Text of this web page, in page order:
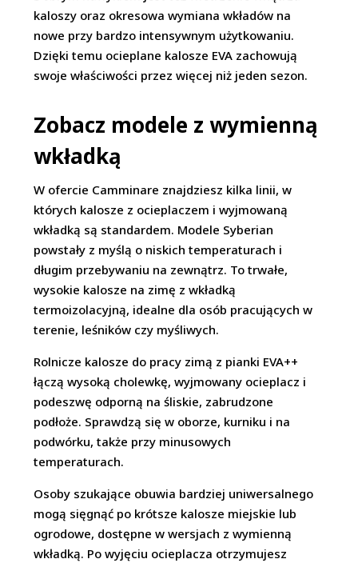
kaloszy oraz okresowa wymiana wkładów na
nowe przy bardzo intensywnym użytkowaniu.
Dzięki temu ocieplane kalosze EVA zachowują
swoje właściwości przez więcej niż jeden sezon.
​Zobacz modele z wymienną
wkładką
W ofercie Camminare znajdziesz kilka linii, w
których kalosze z ocieplaczem i wyjmowaną
wkładką są standardem. Modele Syberian
powstały z myślą o niskich temperaturach i
długim przebywaniu na zewnątrz. To trwałe,
wysokie kalosze na zimę z wkładką
termoizolacyjną, idealne dla osób pracujących w
terenie, leśników czy myśliwych.
Rolnicze kalosze do pracy zimą z pianki EVA++
łączą wysoką cholewkę, wyjmowany ocieplacz i
podeszwę odporną na śliskie, zabrudzone
podłoże. Sprawdzą się w oborze, kurniku i na
podwórku, także przy minusowych
temperaturach.
Osoby szukające obuwia bardziej uniwersalnego
mogą sięgnąć po krótsze kalosze miejskie lub
ogrodowe, dostępne w wersjach z wymienną
wkładką. Po wyjęciu ocieplacza otrzymujesz